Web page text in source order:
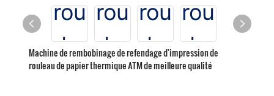
Machine de rembobinage de refendage d'impression de
rouleau de papier thermique ATM de meilleure qualité